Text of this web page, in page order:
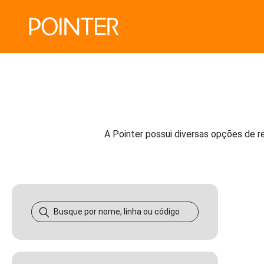
A Pointer possui diversas opções de